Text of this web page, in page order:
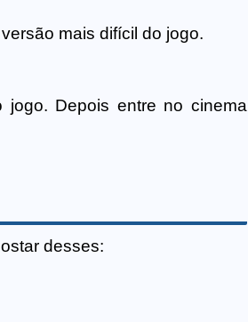
mais difícil do jogo.
jogo. Depois entre no cinema
desses: